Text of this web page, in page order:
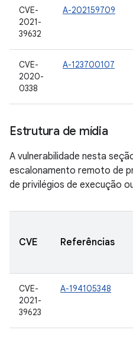
CVE-
2021-
39632
A-202159709
CVE-
2020-
0338
A-123700107
Estrutura de mídia
A vulnerabilidade nesta
escalonamento remoto de
de privilégios de execução
CVE Referências
CVE-
2021-
39623
A-194105348